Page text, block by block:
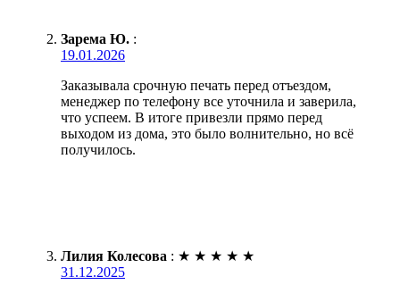
Зарема Ю. :
19.01.2026
Заказывала срочную печать перед отъездом,
менеджер по телефону все уточнила и заверила,
что успеем. В итоге привезли прямо перед
выходом из дома, это было волнительно, но всё
получилось.
Лилия Колесова : ★ ★ ★ ★ ★
31.12.2025